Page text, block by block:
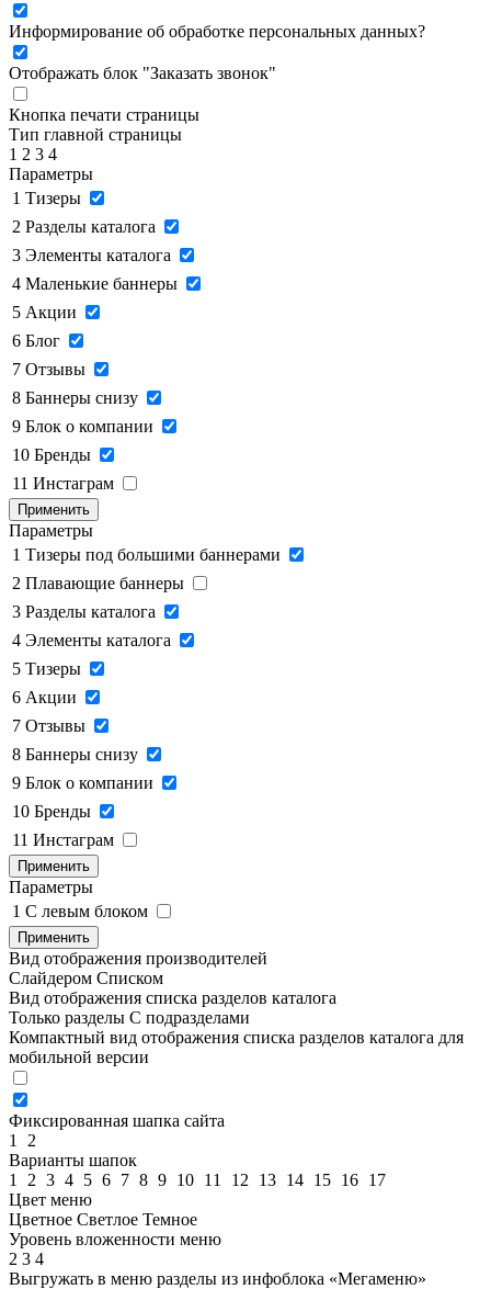
Информирование об обработке персональных данных?
Отображать блок "Заказать звонок"
Кнопка печати страницы
Тип главной страницы
1 2 3 4
Параметры
1 Тизеры
2 Разделы каталога
3 Элементы каталога
4 Маленькие баннеры
5 Акции
6 Блог
7 Отзывы
8 Баннеры снизу
9 Блок о компании
10 Бренды
11 Инстаграм
Применить
Параметры
1 Тизеры под большими баннерами
2 Плавающие баннеры
3 Разделы каталога
4 Элементы каталога
5 Тизеры
6 Акции
7 Отзывы
8 Баннеры снизу
9 Блок о компании
10 Бренды
11 Инстаграм
Применить
Параметры
1 C левым блоком
Применить
Вид отображения производителей
Слайдером Списком
Вид отображения списка разделов каталога
Только разделы С подразделами
Компактный вид отображения списка разделов каталога для
мобильной версии
Фиксированная шапка сайта
1
2
Варианты шапок
1
2 3 4 5 6 7 8 9 10 11 12 13 14 15 16 17
Цвет меню
Цветное Светлое Темное
Уровень вложенности меню
2 3 4
Выгружать в меню разделы из инфоблока «Мегаменю»